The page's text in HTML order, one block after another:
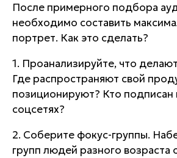
После примерного подбора
необходимо составить
портрет. Как это сделать?
1. Проанализируйте, что
Где распространяют свой
позиционируют? Кто подписан
соцсетях?
2. Соберите фокус-группы.
групп людей разного возраста